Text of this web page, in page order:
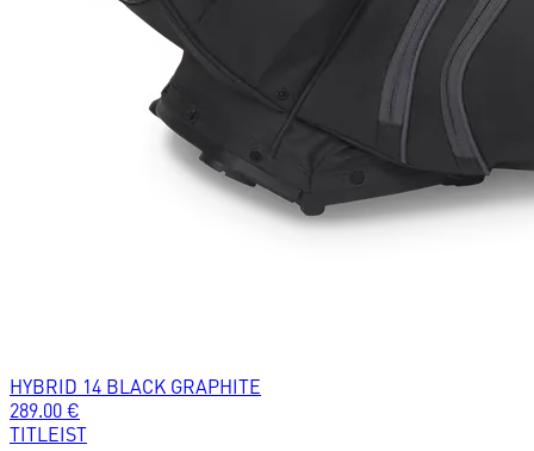
HYBRID 14 BLACK GRAPHITE
289.00 €
TITLEIST